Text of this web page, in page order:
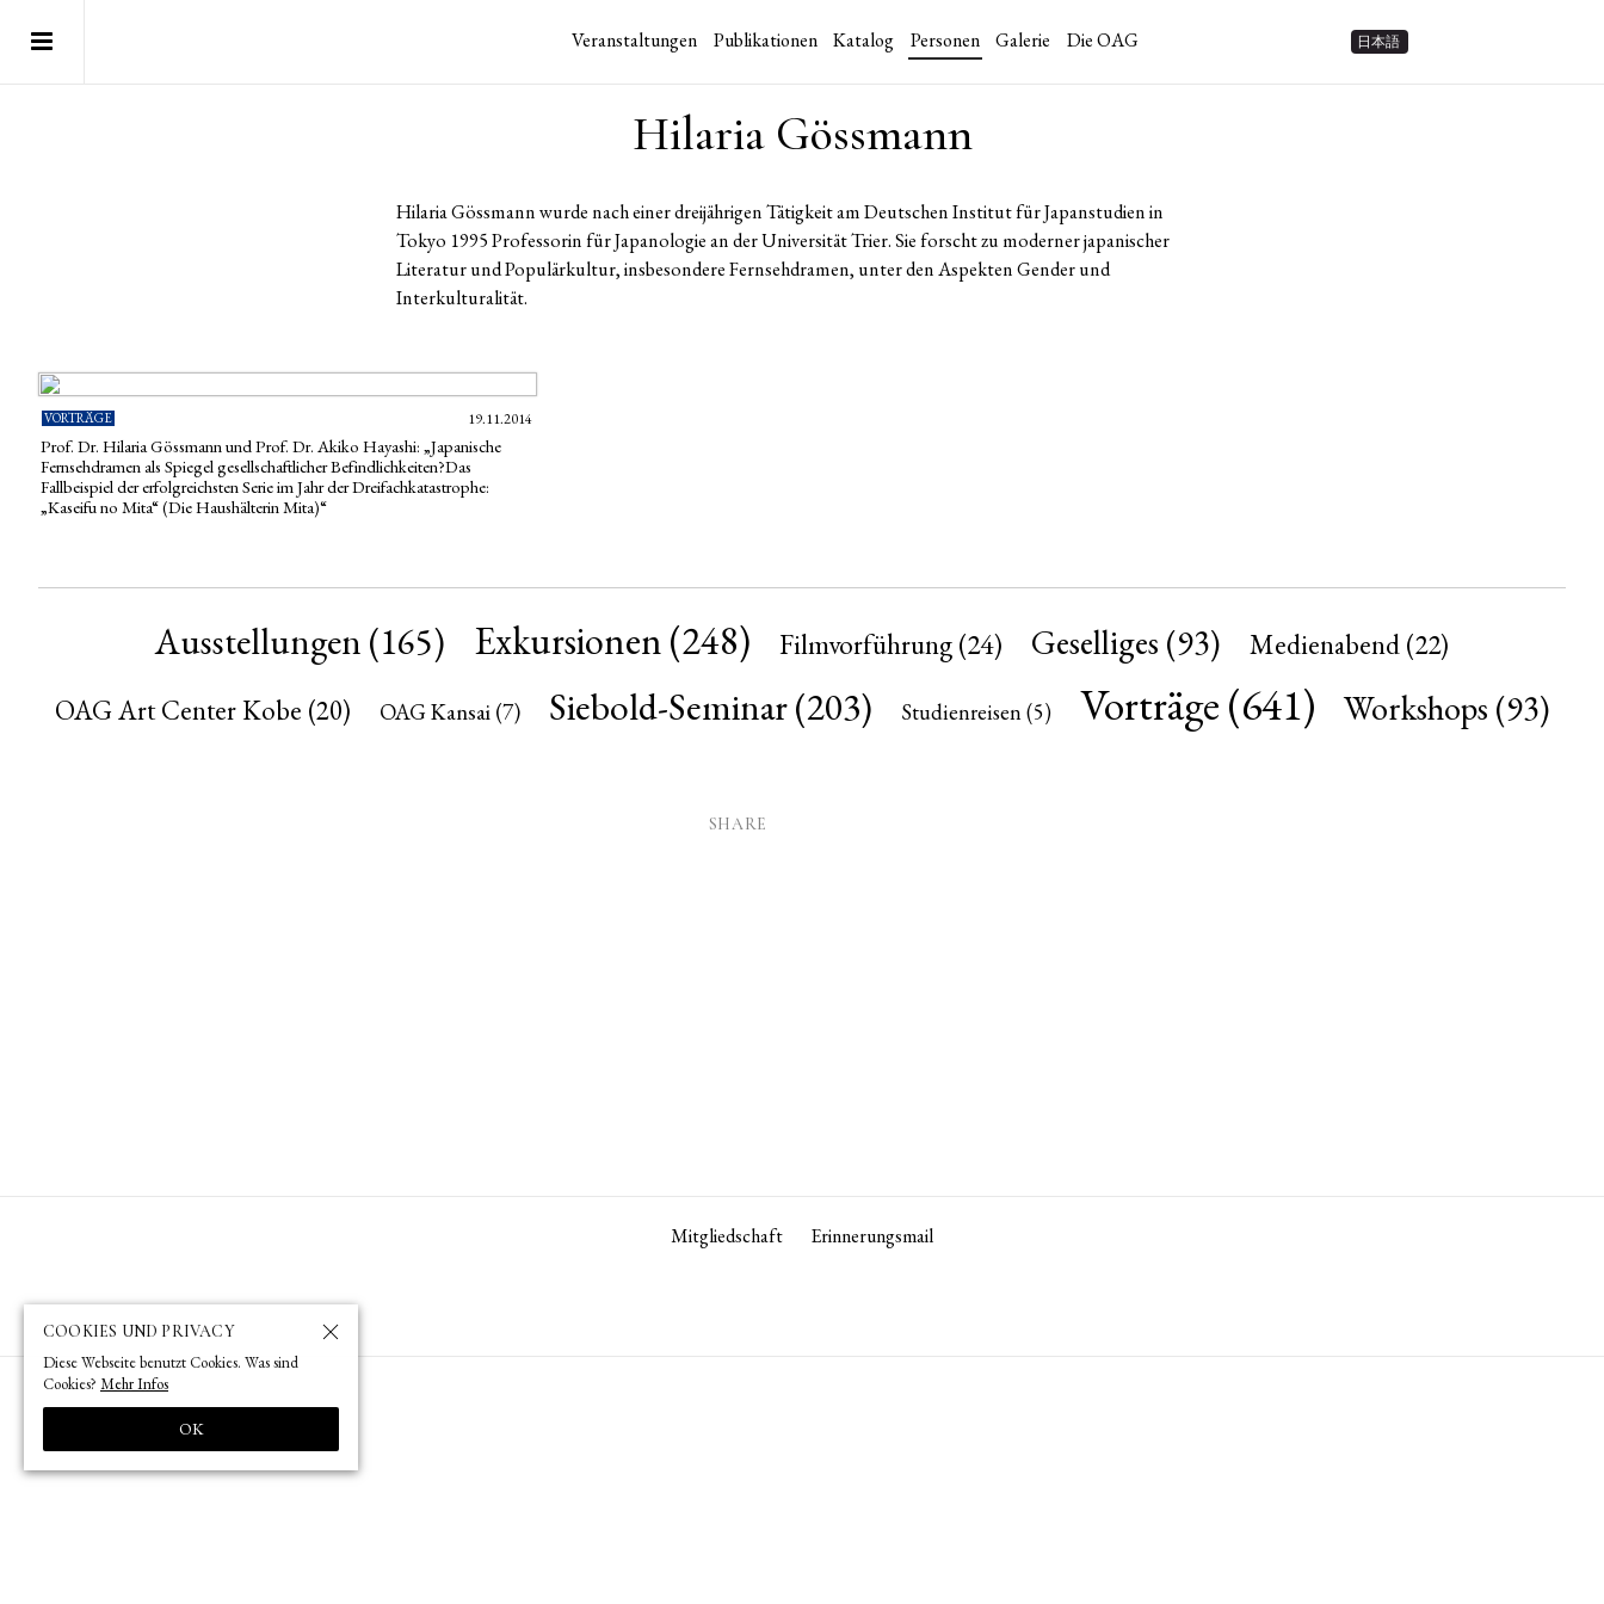
Veranstaltungen Publikationen Katalog Personen Galerie Die OAG 日本語
Hilaria Gössmann
Hilaria Gössmann wurde nach einer dreijährigen Tätigkeit am Deutschen Institut für Japanstudien in
Tokyo 1995 Professorin für Japanologie an der Universität Trier. Sie forscht zu moderner japanischer
Literatur und Populärkultur, insbesondere Fernsehdramen, unter den Aspekten Gender und
Interkulturalität.
VORTRÄGE 19.11.2014
Prof. Dr. Hilaria Gössmann und Prof. Dr. Akiko Hayashi: „Japanische
Fernsehdramen als Spiegel gesellschaftlicher Befindlichkeiten?Das
Fallbeispiel der erfolgreichsten Serie im Jahr der Dreifachkatastrophe:
„Kaseifu no Mita“ (Die Haushälterin Mita)“
Ausstellungen (165) Exkursionen(248) Filmvorführung(24) Geselliges (93) Medienabend (22)
OAG Art Center Kobe (20) OAG Kansai(7) Siebold-Seminar(203) Studienreisen(5) Vorträge(641) Workshops (93)
SHARE
Mitgliedschaft Erinnerungsmail
COOKIES UND PRIVACY
Diese Webseite benutzt Cookies. Was sind
Cookies? Mehr Infos
OK